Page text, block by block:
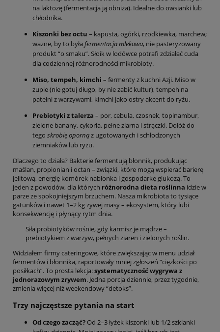
na laktozę (fermentacja ją obniża). Idealne do owsianki lub
chłodnika.
Kiszonki bez octu – kapusta, ogórki, rzodkiewka, marchew;
ważne, by to była fermentacja mlekowa, nie pasteryzowany
produkt “o smaku”. Słoik w lodówce potrafi zdziałać cuda
dla codziennej różnorodności mikrobioty.
Miso, tempeh, kimchi – fermenty z kuchni Azji. Miso w
zupie (nie gotuj długo, by nie zabić kultur), tempeh na
patelni z warzywami, kimchi jako ostry akcent do ryżu.
Prebiotyki z talerza – por, cebula, czosnek, topinambur,
zielone banany, cykoria, pełne ziarna i strączki. Dołóż do
tego skrobię opornąz ugotowanych i schłodzonych
ziemniaków lub ryżu.
Dlaczego to działa? Bakterie fermentują błonnik, produkując
maślan, propionian i octan – związki, które mogą wspierać barierę
jelitową, energię komórek nabłonka i gospodarkę glukozą. To
jeden z powodów, dla których różnorodna dieta roślinna idzie w
parze ze spokojniejszym brzuchem. Nasza mikrobiota to tysiące
gatunków i nawet 1–2 kg żywej masy – ekosystem, który lubi
konsekwencję i płynący rytm dnia.
Siła probiotyków rośnie, gdy karmisz je mądrze –
prebiotykiem z warzyw, pełnych ziaren i zielonych roślin.
Widziałem firmy cateringowe, które zwiększając w menu udział
fermentów i błonnika, raportowały mniej zgłoszeń “ciężkości po
posiłkach”. To prosta lekcja:systematyczność wygrywa z
jednorazowym zrywem. Jedna porcja dziennie, przez tygodnie,
zmienia więcej niż weekendowy “detoks”.
Trzy najczęstsze pytania na start
Od czego zacząć? Od 2–3 łyżek kiszonki lub 1/2 szklanki